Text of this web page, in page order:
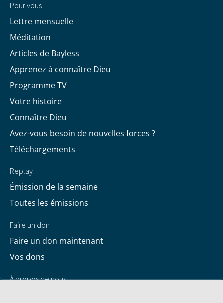
Pour vous
Lettre mensuelle
Méditation
Articles de Bayless
Apprenez à connaître Dieu
Programme TV
Votre histoire
Connaître Dieu
Avez-vous besoin de nouvelles forces ?
Téléchargements
Replay
Émission de la semaine
Toutes les émissions
Faire un don
Faire un don maintenant
Vos dons
À propos de nous